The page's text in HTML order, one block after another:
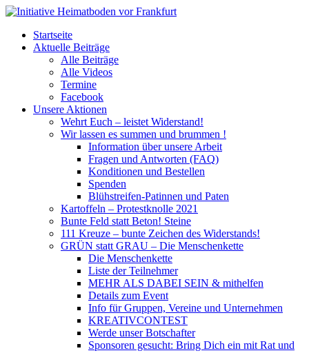
Startseite
Aktuelle Beiträge
Alle Beiträge
Alle Videos
Termine
Facebook
Unsere Aktionen
Wehrt Euch – leistet Widerstand!
Wir lassen es summen und brummen !
Information über unsere Arbeit
Fragen und Antworten (FAQ)
Konditionen und Bestellen
Spenden
Blühstreifen-Patinnen und Paten
Kartoffeln – Protestknolle 2021
Bunte Feld statt Beton! Steine
111 Kreuze – bunte Zeichen des Widerstands!
GRÜN statt GRAU – Die Menschenkette
Die Menschenkette
Liste der Teilnehmer
MEHR ALS DABEI SEIN & mithelfen
Details zum Event
Info für Gruppen, Vereine und Unternehmen
KREATIVCONTEST
Werde unser Botschafter
Sponsoren gesucht: Bring Dich ein mit Rat und